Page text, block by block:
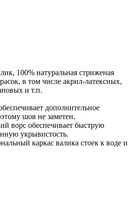
100% натуральная стриженая
в том числе акрил-латексных,
и т.п.
дополнительное
шов не заметен.
ворс обеспечивает быструю
укрывистость.
каркас валика стоек к воде и